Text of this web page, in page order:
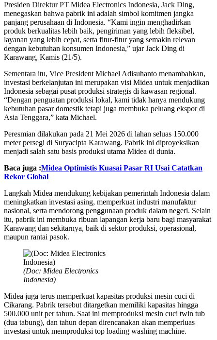
Presiden Direktur PT Midea Electronics Indonesia, Jack Ding,
menegaskan bahwa pabrik ini adalah simbol komitmen jangka
panjang perusahaan di Indonesia. “Kami ingin menghadirkan
produk berkualitas lebih baik, pengiriman yang lebih fleksibel,
layanan yang lebih cepat, serta fitur-fitur yang semakin relevan
dengan kebutuhan konsumen Indonesia,” ujar Jack Ding di
Karawang, Kamis (21/5).
Sementara itu, Vice President Michael Adisuhanto menambahkan,
investasi berkelanjutan ini merupakan visi Midea untuk menjadikan
Indonesia sebagai pusat produksi strategis di kawasan regional.
“Dengan penguatan produksi lokal, kami tidak hanya mendukung
kebutuhan pasar domestik tetapi juga membuka peluang ekspor di
Asia Tenggara,” kata Michael.
Peresmian dilakukan pada 21 Mei 2026 di lahan seluas 150.000
meter persegi di Suryacipta Karawang. Pabrik ini diproyeksikan
menjadi salah satu basis produksi utama Midea di dunia.
Baca juga :Midea Optimistis Kuasai Pasar RI Usai Catatkan
Rekor Global
Langkah Midea mendukung kebijakan pemerintah Indonesia dalam
meningkatkan investasi asing, memperkuat industri manufaktur
nasional, serta mendorong penggunaan produk dalam negeri. Selain
itu, pabrik ini membuka ribuan lapangan kerja baru bagi masyarakat
Karawang dan sekitarnya, baik di sektor produksi, operasional,
maupun rantai pasok.
(Doc: Midea Electronics
Indonesia)
Midea juga terus memperkuat kapasitas produksi mesin cuci di
Cikarang. Pabrik tersebut ditargetkan memiliki kapasitas hingga
500.000 unit per tahun. Saat ini memproduksi mesin cuci twin tub
(dua tabung), dan tahun depan direncanakan akan memperluas
investasi untuk memproduksi top loading washing machine.